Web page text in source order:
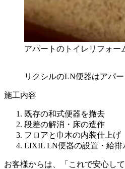
アパートのトイレリフォー
リクシルのLN便器はアパ
施工内容
既存の和式便器を撤去
段差の解消・床の造作
フロアと巾木の内装仕上げ
LIXIL LN便器の設置・給排
お客様からは、「これで安心し